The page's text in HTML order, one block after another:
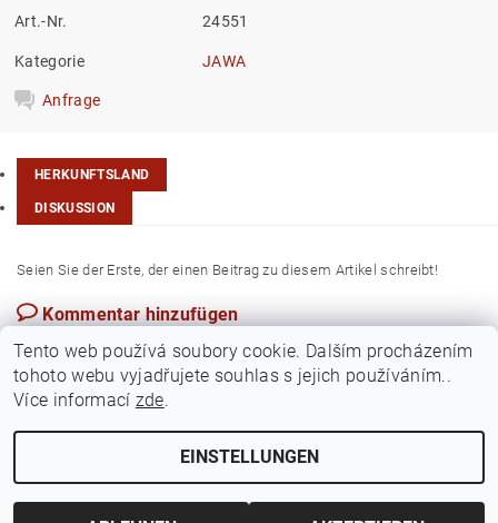
Art.-Nr. 24551
Kategorie JAWA
Anfrage
HERKUNFTSLAND
DISKUSSION
Seien Sie der Erste, der einen Beitrag zu diesem Artikel schreibt!
Kommentar hinzufügen
2026 ©Jawamarkt, alle Rechte vorbehalten.Cookie-Einstellungen ändern
Tento web používá soubory cookie. Dalším procházením
tohoto webu vyjadřujete souhlas s jejich používáním..
Více informací zde.
EINSTELLUNGEN